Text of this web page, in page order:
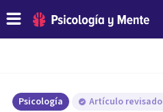
Psicología Artículo revisado